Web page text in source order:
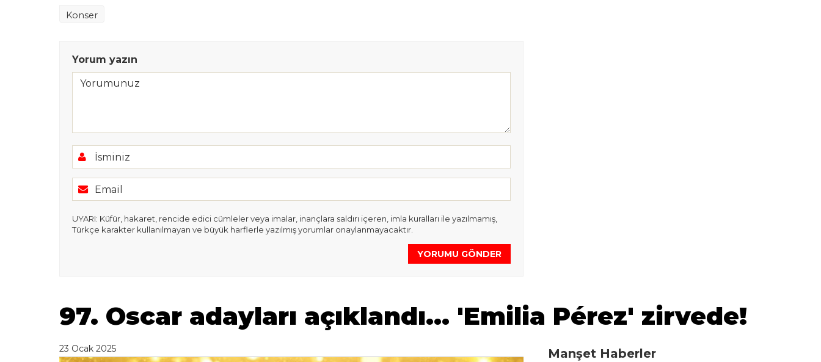
Konser
Yorum yazın
UYARI: Küfür, hakaret, rencide edici cümleler veya imalar, inançlara saldırı içeren, imla kuralları ile yazılmamış,
Türkçe karakter kullanılmayan ve büyük harflerle yazılmış yorumlar onaylanmayacaktır.
YORUMU GÖNDER
97. Oscar adayları açıklandı... 'Emilia Pérez' zirvede!
23 Ocak 2025 Manşet Haberler